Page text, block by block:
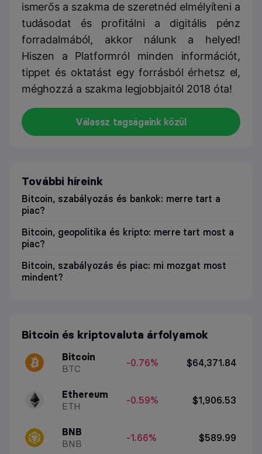
ismerős a szakma de szeretnéd elmélyíteni a
tudásodat és profitálni a digitális pénz
forradalmából, akkor nálunk a helyed!
Hiszen a Platformról minden információt,
tippet és oktatást egy forrásból érhetsz el,
méghozzá a szakma legjobbjaitól 2018 óta!
Válassz tagságaink közül
További híreink
Bitcoin, szabályozás és bankok: merre tart a
piac?
Bitcoin, geopolitika és kripto: merre tart most a
piac?
Bitcoin, szabályozás és piac: mi mozgat most
mindent?
Bitcoin és kriptovaluta árfolyamok
Bitcoin
BTC
-0.76% $64,371.84
Ethereum
ETH
-0.59% $1,906.53
BNB
BNB
-1.66% $589.99